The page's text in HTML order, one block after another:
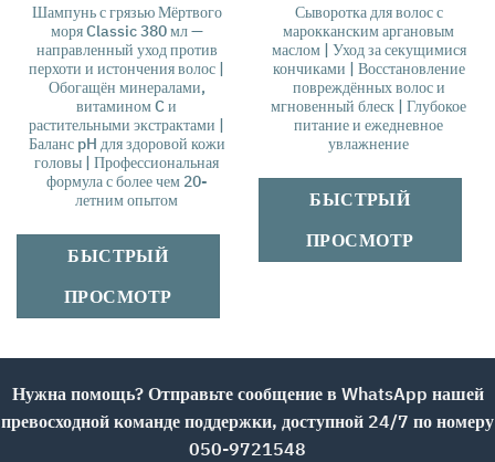
Шампунь с грязью Мёртвого
моря Classic 380 мл —
направленный уход против
перхоти и истончения волос |
Обогащён минералами,
витамином C и
растительными экстрактами |
Баланс pH для здоровой кожи
головы | Профессиональная
формула с более чем 20-
летним опытом
БЫСТРЫЙ
ПРОСМОТР
Сыворотка для волос с
марокканским аргановым
маслом | Уход за секущимися
кончиками | Восстановление
повреждённых волос и
мгновенный блеск | Глубокое
питание и ежедневное
увлажнение
БЫСТРЫЙ
ПРОСМОТР
Нужна помощь? Отправьте сообщение в WhatsApp нашей
превосходной команде поддержки, доступной 24/7 по номеру
050-9721548